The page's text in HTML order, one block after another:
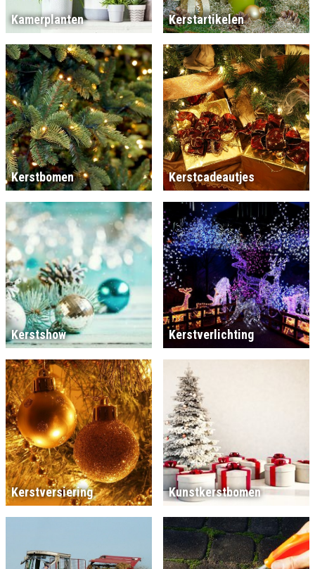
Kamerplanten Kerstartikelen
Kerstbomen Kerstcadeautjes
Kerstshow Kerstverlichting
Kerstversiering Kunstkerstbomen